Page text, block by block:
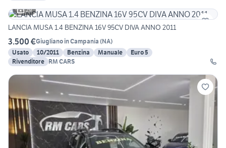
29
LANCIA MUSA 1.4 BENZINA 16V 95CV DIVA ANNO 2011
3.500 €Giugliano in Campania (NA)
Usato
10/2011 Benzina Manuale
Euro 5
Rivenditore RM CARS